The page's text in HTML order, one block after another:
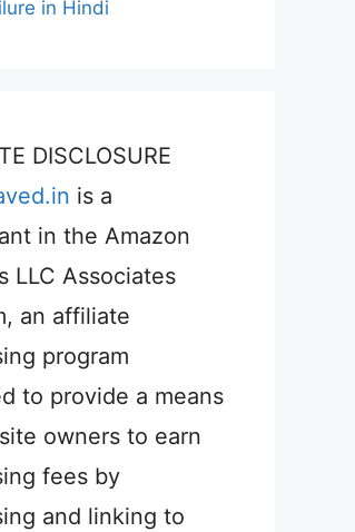
in Hindi
DISCLOSURE
is a
in the Amazon
LLC Associates
an affiliate
program
to provide a means
owners to earn
fees by
and linking to